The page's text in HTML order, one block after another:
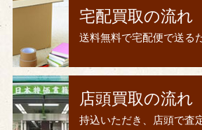
宅配買取の流れ
送料無料で宅配便で送る
店頭買取の流れ
持込いただき、店頭で査